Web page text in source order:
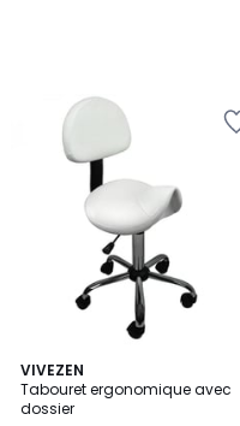
VIVEZEN
Tabouret ergonomique avec
dossier
4
/
5
2
Couleurs